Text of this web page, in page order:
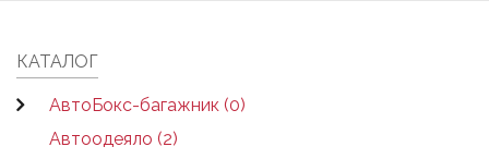
КАТАЛОГ
АвтоБокс-багажник (0)
Автоодеяло (2)